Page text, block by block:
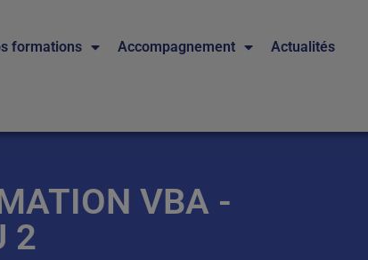
formations Accompagnement Actualités
VBA -
2